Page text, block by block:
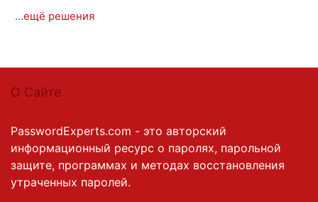
…ещё решения
О Сайте
PasswordExperts.com - это авторский
информационный ресурс о паролях, парольной
защите, программах и методах восстановления
утраченных паролей.